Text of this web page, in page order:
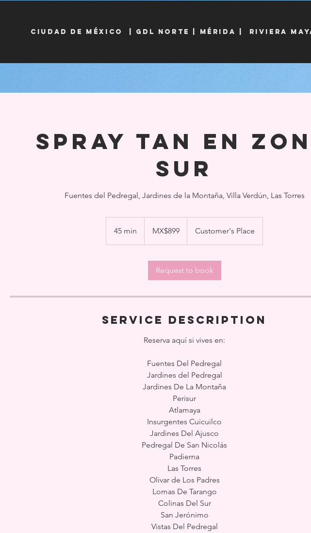
CIUDAD DE MÉXICO Gdl norte | MÉRIDA | Riviera
Spray Tan en
Sur
Fuentes del Pedregal, Jardines de la Montaña, Villa Verdún, Las Torres
45 min
5
pesosMX$899 Customer's Place
Request to book
Service Description
Reserva aquí si vives en:
Fuentes Del Pedregal
Jardines del Pedregal
Jardines De La Montaña
Perisur
Atlamaya
Insurgentes Cuicuilco
Jardines Del Ajusco
Pedregal De San Nicolás
Padierna
Las Torres
Olivar de Los Padres
Lomas De Tarango
Colinas Del Sur
San Jerónimo
Vistas Del Pedregal